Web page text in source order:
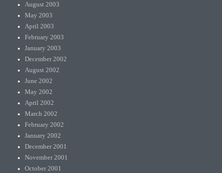
August 2003
May 2003
April 2003
February 2003
January 2003
December 2002
August 2002
June 2002
May 2002
April 2002
March 2002
February 2002
January 2002
December 2001
November 2001
October 2001